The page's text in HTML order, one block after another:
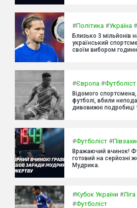
#Політика #Україна #
Близько 3 мільйонів
український
своїм вибором
#Європа #Футболіст
Відомого
футболі, вбили
дивовижні подробиці
#Футболіст #
Вражаючий вчинок!
готовий на серйозні
Мудрика.
#Кубок України #
#Футболіст